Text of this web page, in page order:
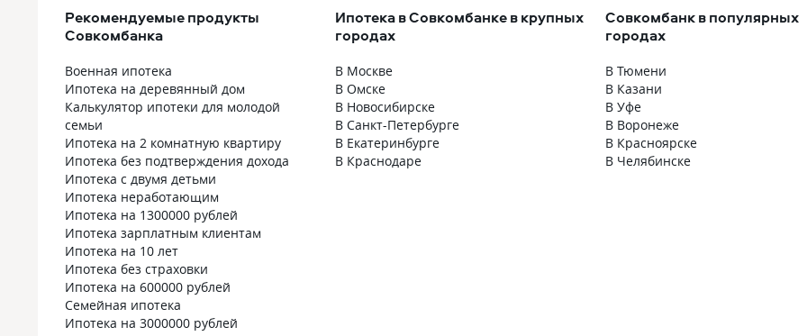
день. Сделку совершили через 3 дня.
На заданные мной вопросы получал
развернутые ответы. От опыта
взаимодействия с Совкомбанком
осталось положительное
впечатление.
Плачу уже более 3,5 лет проблем нет,
главное выполнять условия договора
и в срок!
Рекомендуемые продукты
Совкомбанка
Военная ипотека
Ипотека на деревянный дом
Калькулятор ипотеки для молодой
семьи
Ипотека на 2 комнатную квартиру
Ипотека без подтверждения дохода
Ипотека с двумя детьми
Ипотека неработающим
Ипотека на 1300000 рублей
Ипотека зарплатным клиентам
Ипотека на 10 лет
Ипотека без страховки
Ипотека на 600000 рублей
Семейная ипотека
Ипотека на 3000000 рублей
Ипотека в Совкомбанке в крупных
городах
В Москве
В Омске
В Новосибирске
В Санкт-Петербурге
В Екатеринбурге
В Краснодаре
Совкомбанк в популярных
городах
В Тюмени
В Казани
В Уфе
В Воронеже
В Красноярске
В Челябинске